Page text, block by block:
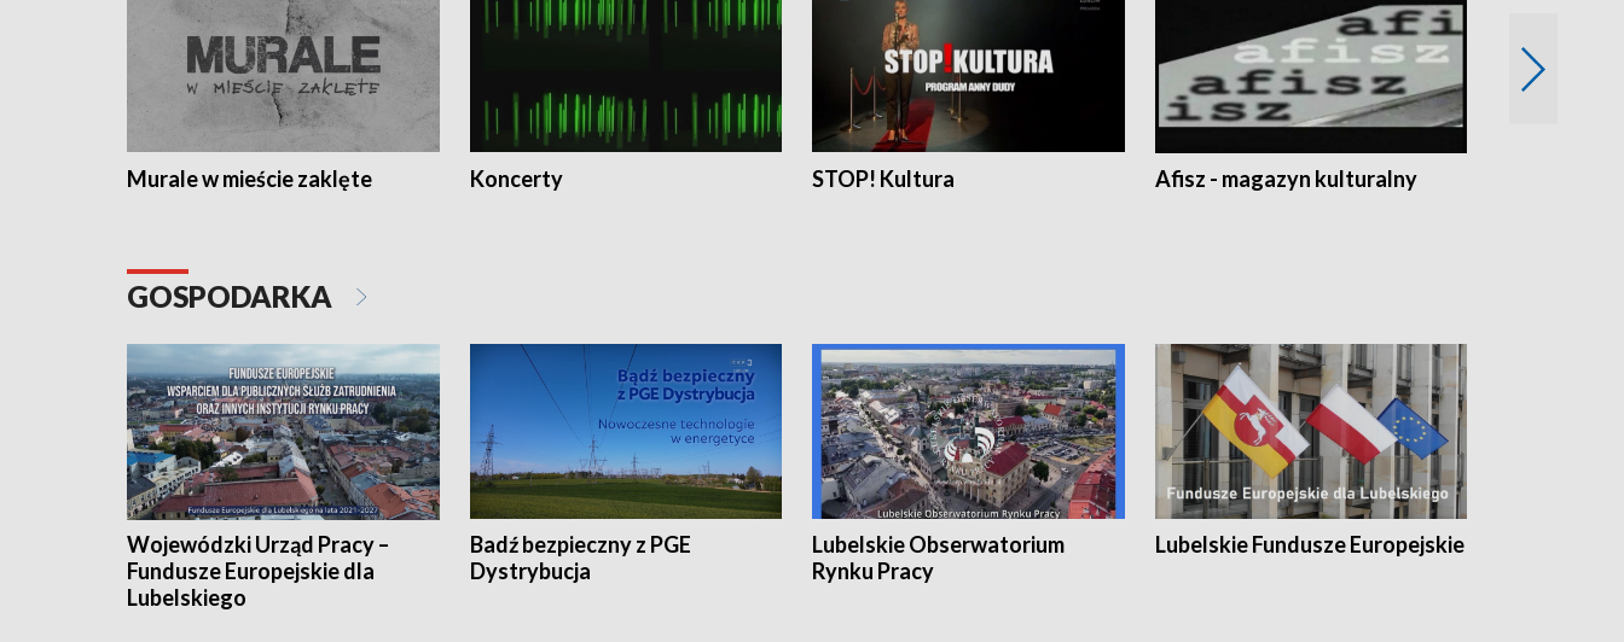
Murale w mieście zaklęte Koncerty STOP! Kultura Afisz - magazyn kulturalny
GOSPODARKA
Wojewódzki Urząd Pracy –
Fundusze Europejskie dla
Lubelskiego
Badź bezpieczny z PGE
Dystrybucja
Lubelskie Obserwatorium
Rynku Pracy
Lubelskie Fundusze Europejskie